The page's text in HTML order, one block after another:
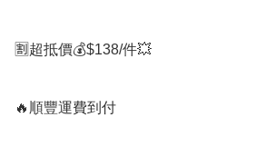
🈹超抵價💰$138/件💥
🔥順豐運費到付